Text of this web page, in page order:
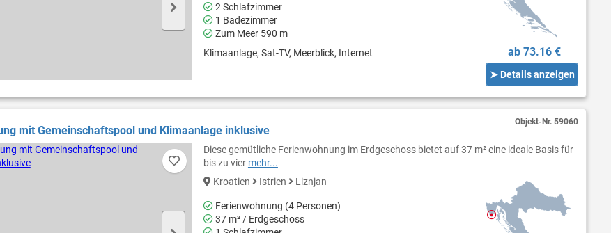
2 Schlafzimmer
1 Badezimmer
Zum Meer 590 m
Klimaanlage, Sat-TV, Meerblick, Internet
ab 73.16 €
➤ Details anzeigen
mit Gemeinschaftspool und Klimaanlage inklusive
Diese gemütliche Ferienwohnung im Erdgeschoss bietet auf 37 m² eine ideale Basis für
bis zu vier mehr...
Kroatien
Istrien Liznjan
Ferienwohnung (4 Personen)
37 m² / Erdgeschoss
Objekt-Nr. 59060